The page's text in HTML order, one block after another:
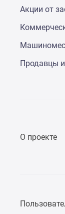
Акции от
Продавцы
О проекте